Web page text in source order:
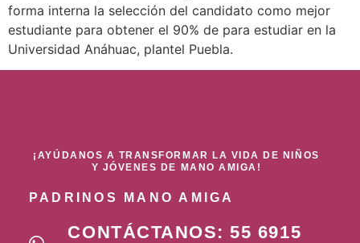
forma interna la selección del candidato como mejor
estudiante para obtener el 90% de para estudiar en la
Universidad Anáhuac, plantel Puebla.
¡AYÚDANOS A TRANSFORMAR LA VIDA DE NIÑOS
Y JÓVENES DE MANO AMIGA!
PADRINOS MANO AMIGA
CONTÁCTANOS: 55 6915